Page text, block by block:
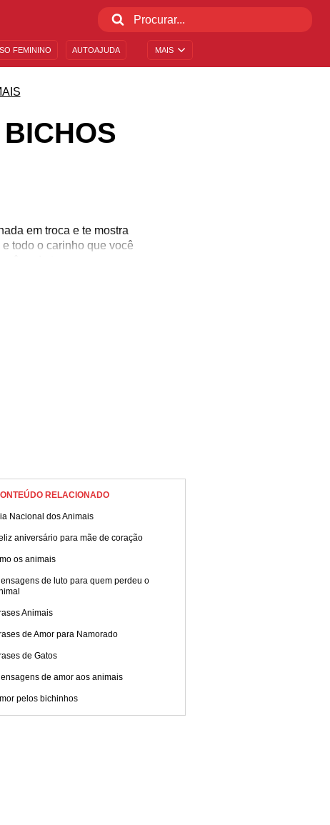
MAIS
FEMININO AUTOAJUDA
em troca e te mostra
todo o carinho que você
pode ter
RELACIONADO
Nacional dos Animais
aniversário para mãe de coração
os animais
de luto para quem perdeu o
Animais
de Amor para Namorado
de Gatos
de amor aos animais
pelos bichinhos